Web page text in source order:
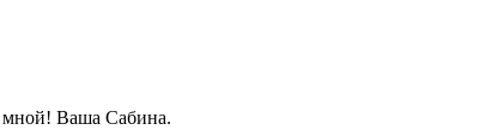
мной! Ваша Сабина.